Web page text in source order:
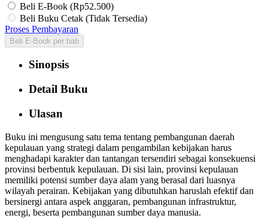
Beli E-Book (Rp52.500)
Beli Buku Cetak (Tidak Tersedia)
Proses Pembayaran
Beli E-Book per bab
Sinopsis
Detail Buku
Ulasan
Buku ini mengusung satu tema tentang pembangunan daerah
kepulauan yang strategi dalam pengambilan kebijakan harus
menghadapi karakter dan tantangan tersendiri sebagai konsekuensi
provinsi berbentuk kepulauan. Di sisi lain, provinsi kepulauan
memiliki potensi sumber daya alam yang berasal dari luasnya
wilayah perairan. Kebijakan yang dibutuhkan haruslah efektif dan
bersinergi antara aspek anggaran, pembangunan infrastruktur,
energi, beserta pembangunan sumber daya manusia.